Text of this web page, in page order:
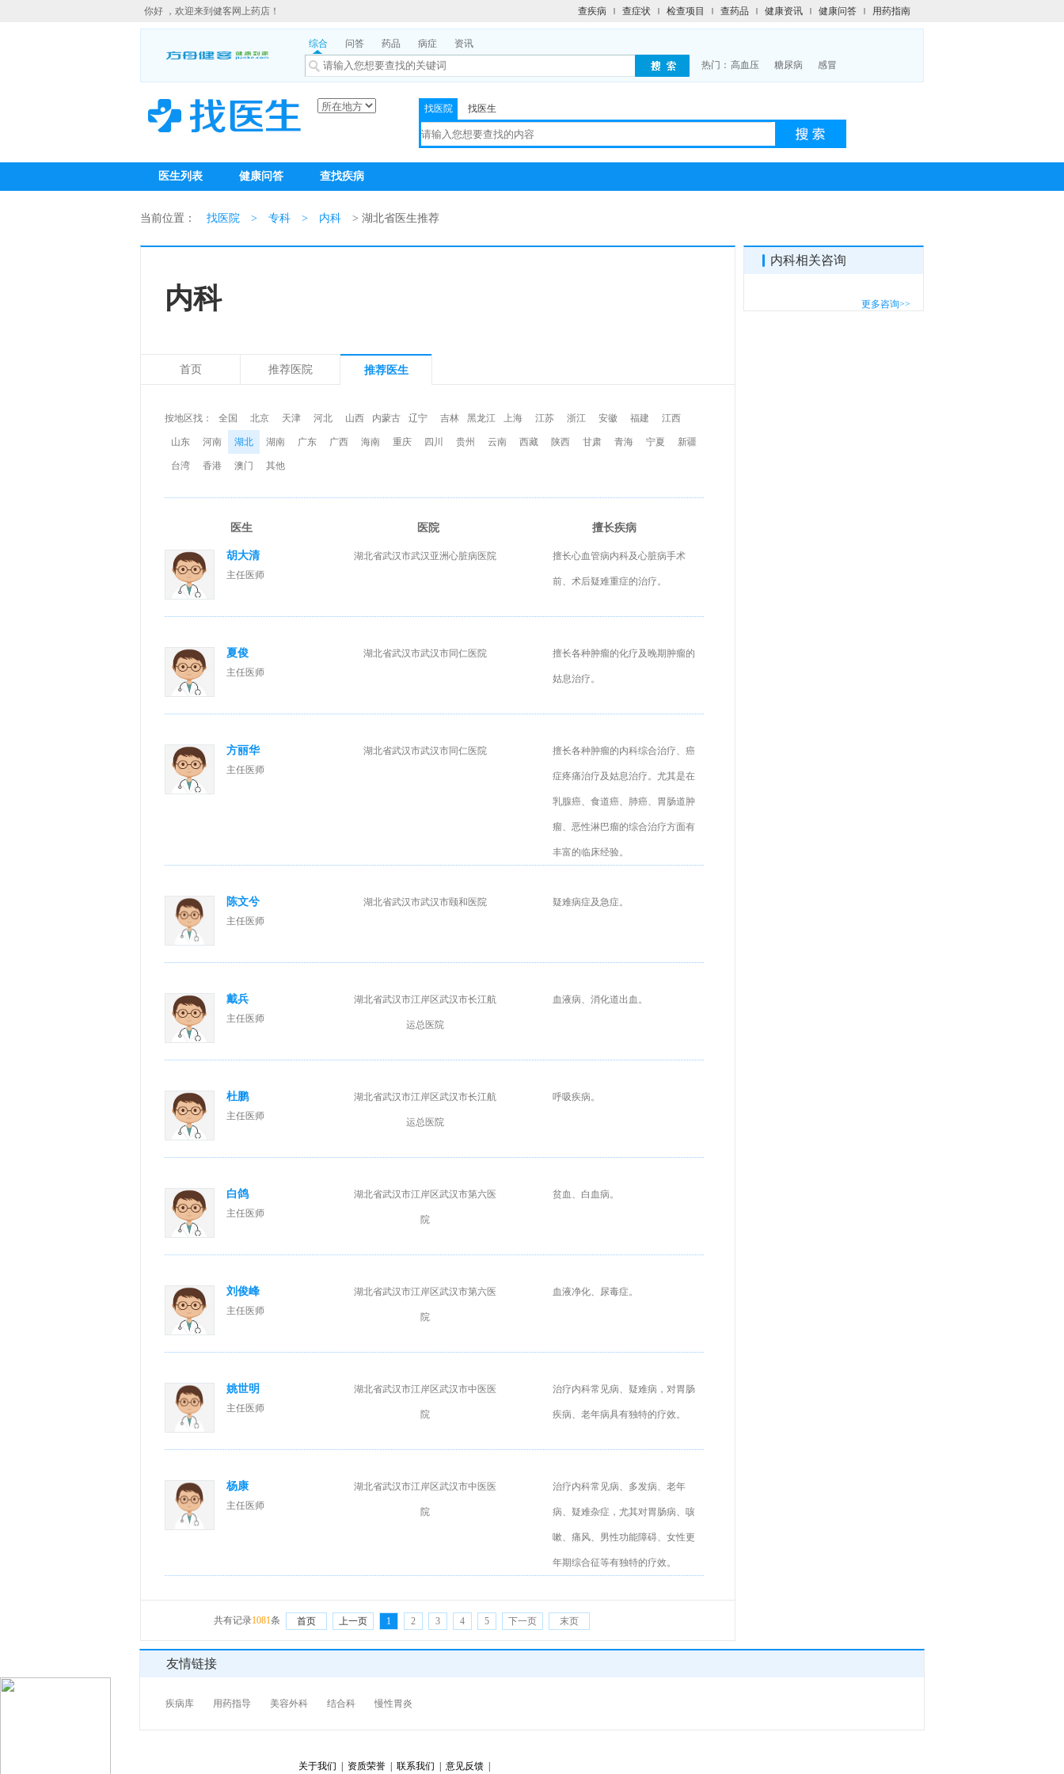
你好 ，欢迎来到健客网上药店！ 查疾病 查症状 检查项目 查药品 健康资讯 健康问答 用药指南
综合 问答 药品 病症
资讯
热门： 高血压 糖尿病 感冒
找医院 找医生
医生列表 健康问答 查找疾病
当前位置： 找医院 > 专科 > 内科 > 湖北省医生推荐
内科
首页 推荐医院 推荐医生
按地区找： 全国 北京 天津 河北 山西 内蒙古 辽宁 吉林 黑龙江 上海 江苏 浙江 安徽 福建 江西
山东 河南 湖北 湖南 广东 广西 海南 重庆 四川 贵州 云南 西藏 陕西 甘肃 青海 宁夏 新疆
台湾 香港 澳门 其他
医生 医院 擅长疾病
胡大清
主任医师
湖北省武汉市武汉亚洲心脏病医院 擅长心血管病内科及心脏病手术
前、术后疑难重症的治疗。
夏俊
主任医师
湖北省武汉市武汉市同仁医院 擅长各种肿瘤的化疗及晚期肿瘤的
姑息治疗。
方丽华
主任医师
湖北省武汉市武汉市同仁医院 擅长各种肿瘤的内科综合治疗、癌
症疼痛治疗及姑息治疗。尤其是在
乳腺癌、食道癌、肺癌、胃肠道肿
瘤、恶性淋巴瘤的综合治疗方面有
丰富的临床经验。
陈文兮
主任医师
湖北省武汉市武汉市颐和医院 疑难病症及急症。
戴兵
主任医师
湖北省武汉市江岸区武汉市长江航
运总医院
血液病、消化道出血。
杜鹏
主任医师
湖北省武汉市江岸区武汉市长江航
运总医院
呼吸疾病。
白鸽
主任医师
湖北省武汉市江岸区武汉市第六医
院
贫血、白血病。
刘俊峰
主任医师
湖北省武汉市江岸区武汉市第六医
院
血液净化、尿毒症。
姚世明
主任医师
湖北省武汉市江岸区武汉市中医医
院
治疗内科常见病、疑难病，对胃肠
疾病、老年病具有独特的疗效。
杨康
主任医师
湖北省武汉市江岸区武汉市中医医
院
治疗内科常见病、多发病、老年
病、疑难杂症，尤其对胃肠病、咳
嗽、痛风、男性功能障碍、女性更
年期综合征等有独特的疗效。
共有记录1081条 首页 上一页 1 2 3 4 5 下一页 末页
内科相关咨询
更多咨询>>
友情链接
疾病库 用药指导 美容外科 结合科 慢性胃炎
关于我们 | 资质荣誉 | 联系我们 | 意见反馈 |